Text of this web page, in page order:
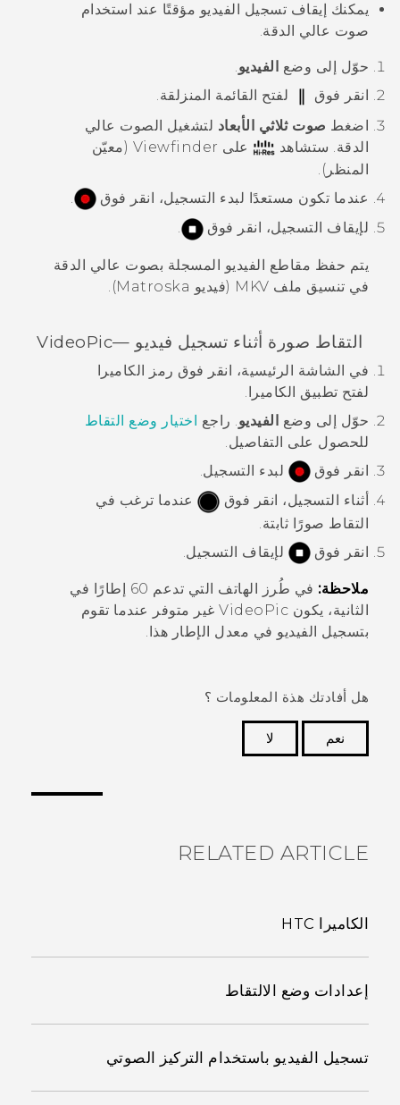
يمكنك إيقاف تسجيل الفيديو مؤقتًا عند استخدام
صوت عالي الدقة.
حوّل إلى وضع الفيديو.
انقر فوق
لفتح القائمة المنزلقة.
اضغط صوت ثلاثي الأبعاد لتشغيل الصوت عالي
الدقة. ستشاهد
على Viewfinder (معيّن
المنظر).
عندما تكون مستعدًا لبدء التسجيل، انقر فوق
.
لإيقاف التسجيل، انقر فوق
.
يتم حفظ مقاطع الفيديو المسجلة بصوت عالي الدقة
في تنسيق ملف MKV (فيديو Matroska).
التقاط صورة أثناء تسجيل فيديو —VideoPic
في الشاشة الرئيسية، انقر فوق رمز الكاميرا
لفتح تطبيق الكاميرا.
حوّل إلى وضع الفيديو. راجع اختيار وضع التقاط
للحصول على التفاصيل.
انقر فوق
لبدء التسجيل.
أثناء التسجيل، انقر فوق
عندما ترغب في
التقاط صورًا ثابتة.
انقر فوق
لإيقاف التسجيل.
ملاحظة:
في طُرز الهاتف التي تدعم 60 إطارًا في
الثانية، يكون VideoPic غير متوفر عندما تقوم
بتسجيل الفيديو في معدل الإطار هذا.
هل أفادتك هذة المعلومات ؟
نعم
لا
RELATED ARTICLE
الكاميرا HTC
إعدادات وضع الالتقاط
تسجيل الفيديو باستخدام التركيز الصوتي